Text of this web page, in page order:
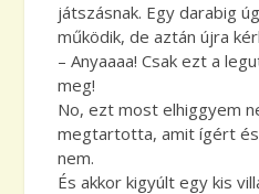
játszásnak. Egy darabig
működik, de aztán újra
– Anyaaaa! Csak ezt a
meg!
No, ezt most elhiggyem
megtartotta, amit ígért
nem.
És akkor kigyúlt egy kis